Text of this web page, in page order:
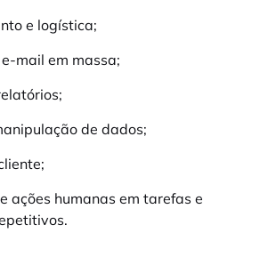
e logística;
mail em massa;
de dados;
ações humanas em tarefas e